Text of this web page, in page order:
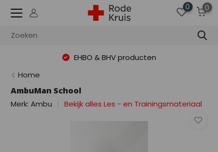
0 0
EHBO & BHV producten
Home
AmbuMan School
Merk:Ambu Bekijk alles Les - en Trainingsmateriaal